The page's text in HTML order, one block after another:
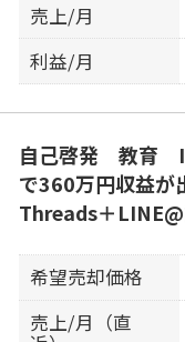
売上/月
利益/月
自己啓発 教育
で360万円収益
Threads＋
希望売却価格
売上/月（直